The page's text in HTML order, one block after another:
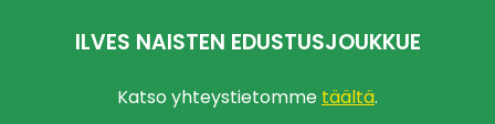
ILVES NAISTEN EDUSTUSJOUKKUE
Katso yhteystietomme täältä.